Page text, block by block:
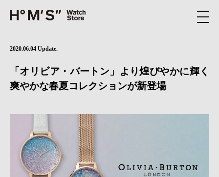
2020.06.04 Update.
「オリビア・バートン」より煌びやかに輝く
爽やかな春夏コレクションが新登場